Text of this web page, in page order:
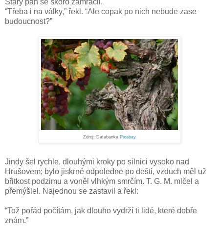
“Třeba i na války,” řekl. “Ale copak po nich nebude zase
budoucnost?”
Zdroj: Databanka Pixabay
Jindy šel rychle, dlouhými kroky po silnici vysoko nad
Hrušovem; bylo jiskrné odpoledne po dešti, vzduch měl už
břitkost podzimu a voněl vlhkým smrčím. T. G. M. mlčel a
přemýšlel. Najednou se zastavil a řekl:
“Tož pořád počítám, jak dlouho vydrží ti lidé, které dobře
znám.”